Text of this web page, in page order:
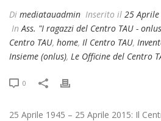
Di mediatauadmin Inserito il 25
InAss. "I ragazzi del Centro TAU -
Centro TAU, home, Il Centro TAU,
Insieme (onlus), Le Officine del Centro
0
25 Aprile 1945 – 25 Aprile 2015: Il